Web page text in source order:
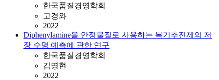
한국품질경영학회
고경와
2022
Diphenylamine을 안정물질로 사용하는 복기추진제의 저
장 수명 예측에 관한 연구
한국품질경영학회
김명현
2022